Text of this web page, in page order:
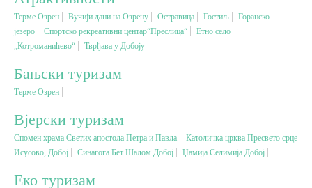
Бањски туризам
Вјерски туризам
Авантура
Еко туризам
Терме Озрен Вучији дани на Озрену Остравица Гостиљ
Горанско
језеро
Спортско рекреативни центар“Преслица“
Етно село
„Котроманићево“
Тврђава у Добоју
Бањски туризам
Терме Озрен
Вјерски туризам
Спомен храма Светих апостола Петра и Павла
Католичка црква Пресвето срце
Исусово, Добој
Синагога Бет Шалом Добој Џамија Селимија Добој
Еко туризам